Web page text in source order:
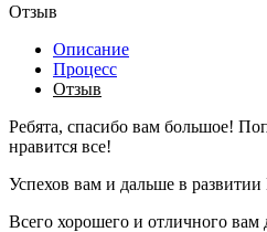
Отзыв
Описание
Процесс
Отзыв
Ребята, спасибо вам большое!
нравится все!
Успехов вам и дальше в
Всего хорошего и отличного вам